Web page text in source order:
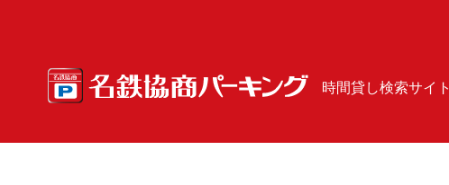
時間貸し検索サイト